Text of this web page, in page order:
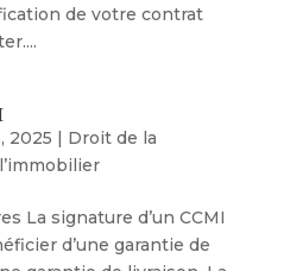
de votre contrat
2025 | Droit de la
La signature d’un CCMI
d’une garantie de